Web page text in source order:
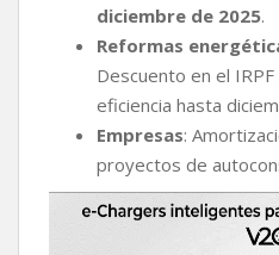
diciembre de 2025.
Reformas
Descuento en el
eficiencia hasta
Empresas:
proyectos de